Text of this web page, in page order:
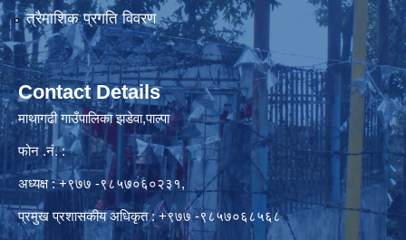
त्रैमाशिक प्रगति विवरण
Contact Details
माथागढी गाउँपालिका झडेवा,पाल्पा
फोन .नं. :
अध्यक्ष : +९७७ -९८५७०६०२३१,
प्रमुख प्रशासकीय अधिकृत : +९७७ -९८५७०६८५६८